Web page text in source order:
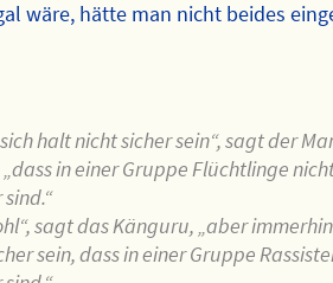
wäre, hätte man nicht beides
halt nicht sicher sein“, sagt der
in einer Gruppe Flüchtlinge
sagt das Känguru, „aber
sein, dass in einer Gruppe